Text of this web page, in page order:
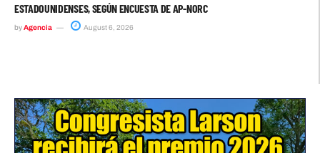
ESTADOUNIDENSES, SEGÚN ENCUESTA DE AP-NORC
byAgencia August 6, 2026